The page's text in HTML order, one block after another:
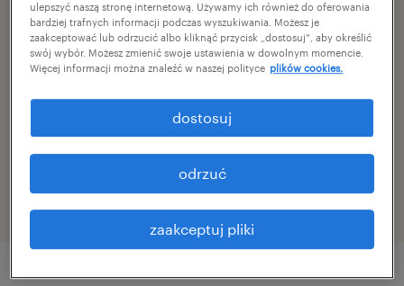
specjalizacja
zakupy produkcyjne / zakupy nieprodukcyjne
reference number
ulepszyć naszą stronę internetową. Używamy ich również do oferowania
bardziej trafnych informacji podczas wyszukiwania. Możesz je
zaakceptować lub odrzucić albo kliknąć przycisk „dostosuj”, aby określić
swój wybór. Możesz zmienić swoje ustawienia w dowolnym momencie.
Więcej informacji można znaleźć w naszej polityce plików cookies.
zaakceptuj pliki
odrzuć
dostosuj